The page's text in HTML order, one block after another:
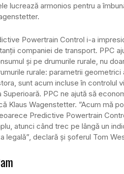
lucrează armonios pentru a
Powertrain Control i-a
companiei de transport. PPC
și pe drumurile rurale, nu
rurale: parametrii geometrici
sunt acum incluse în controlul
PPC ne ajută să
Klaus Wagenstetter. ”Acum mă
Predictive Powertrain
atunci când trec pe lângă un
declară și șoferul Tom